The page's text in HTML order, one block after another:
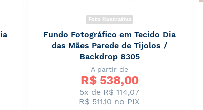
Foto Ilustrativa
Fundo Fotográfico em Tecido Dia
das Mães Parede de Tijolos /
Backdrop 8305
A partir de
R$ 538,00
5x de R$ 114,07
R$ 511,10 no PIX